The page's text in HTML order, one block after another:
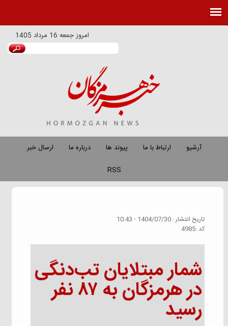
امروزجمعه 16 مرداد 1405
آرشیو ارتباط با ما پیوند ها درباره ما
ارسال خبر
RSS
تاريخ انتشار : 1404/07/30 - 10:43
كد :4985
شمار مبتلایان تب‌دنگی
در هرمزگان به ۸۷ نفر
رسید